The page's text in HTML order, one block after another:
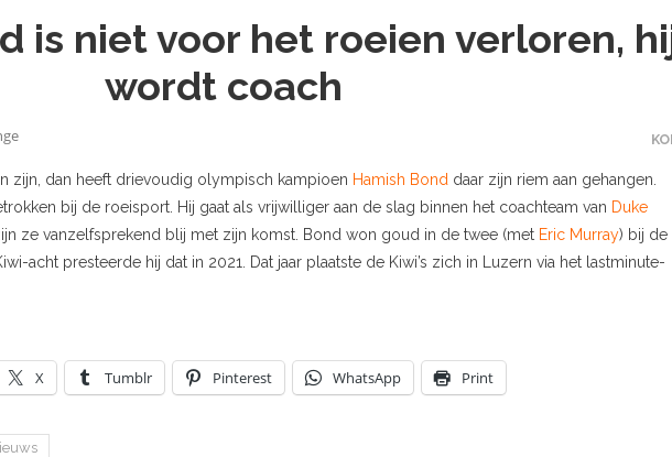
is niet voor het roeien verloren,
wordt coach
zijn, dan heeft drievoudig olympisch kampioen Hamish Bond daar zijn riem aan gehangen.
bij de roeisport. Hij gaat als vrijwilliger aan de slag binnen het coachteam van Duke
zijn ze vanzelfsprekend blij met zijn komst. Bond won goud in de twee (met Eric Murray) bij de
acht presteerde hij dat in 2021. Dat jaar plaatste de Kiwi’s zich in Luzern via het lastminute-
X Tumblr Pinterest WhatsApp Print